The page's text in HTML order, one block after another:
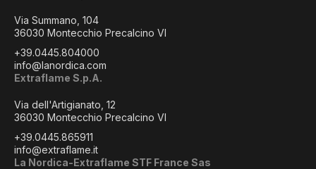
Via Summano, 104
36030 Montecchio Precalcino VI
+39.0445.804000
info@lanordica.com
Extraflame S.p.A.
Via dell'Artigianato, 12
36030 Montecchio Precalcino VI
+39.0445.865911
info@extraflame.it
La Nordica-Extraflame STF France Sas